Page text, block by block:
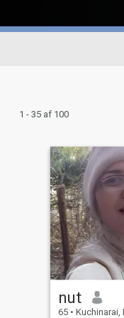
1 - 35 af 100
nut
65 • Kuchinarai,